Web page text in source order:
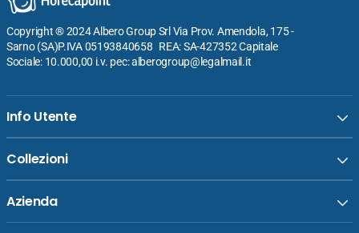
Copyright ® 2024 Albero Group Srl Via Prov. Amendola, 175 -
Sarno (SA)P.IVA 05193840658 REA: SA-427352 Capitale
Sociale: 10.000,00 i.v. pec: alberogroup@legalmail.it
Info Utente
Collezioni
Azienda